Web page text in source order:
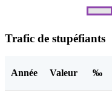
Trafic de stupéfiants
Année Valeur ‰